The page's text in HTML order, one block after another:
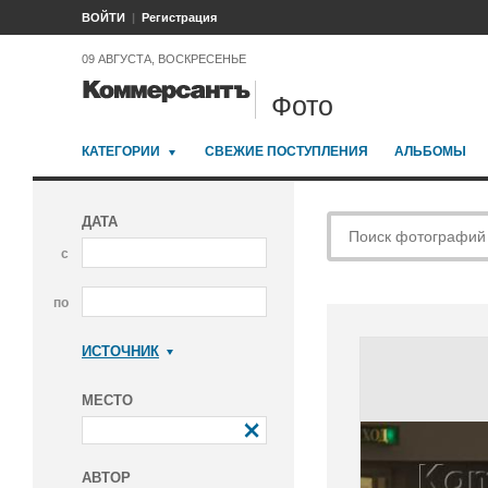
ВОЙТИ Регистрация
09 АВГУСТА, ВОСКРЕСЕНЬЕ
Фото
КАТЕГОРИИ СВЕЖИЕ ПОСТУПЛЕНИЯ АЛЬБОМЫ
ДАТА
с
по
ИСТОЧНИК
МЕСТО
АВТОР